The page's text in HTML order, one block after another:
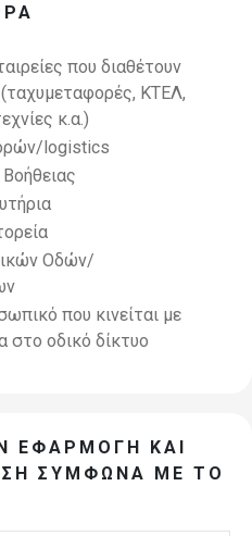
που διαθέτουν
ΚΤΕΛ,
κ.α.)
logistics
Οδών/
που κινείται με
στο οδικό δίκτυο
ΕΦΑΡΜΟΓΗ ΚΑΙ
ΣΥΜΦΩΝΑ ΜΕ ΤΟ